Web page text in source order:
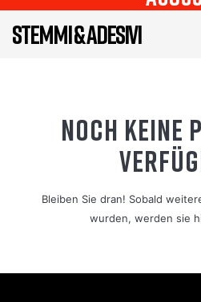
STEMMI & ADESIVI
NOCH KEINE
Bleiben Sie dran! Sobald
wurden, werden sie